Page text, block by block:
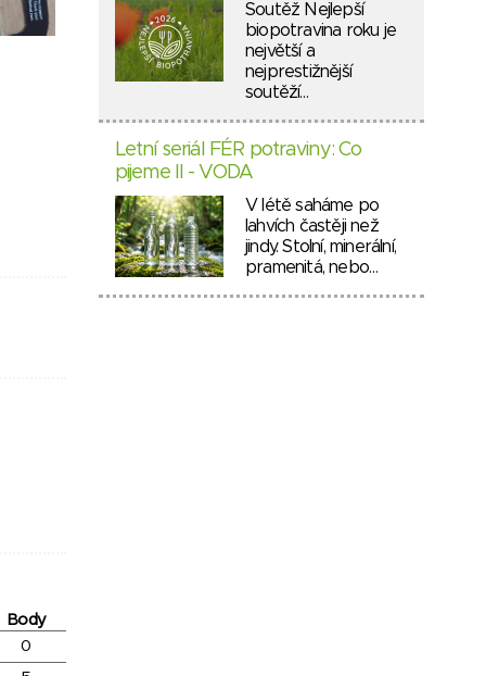
Body
0
Soutěž Nejlepší
biopotravina roku je
největší a
nejprestižnější
soutěží…
Letní seriál FÉR potraviny: Co
pijeme II - VODA
V létě saháme po
lahvích častěji než
jindy. Stolní, minerální,
pramenitá, nebo…